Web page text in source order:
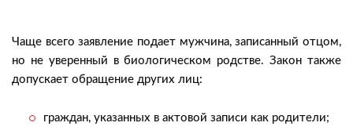
Чаще всего заявление подает мужчина, записанный отцом,
но не уверенный в биологическом родстве. Закон также
допускает обращение других лиц:
граждан, указанных в актовой записи как родители;